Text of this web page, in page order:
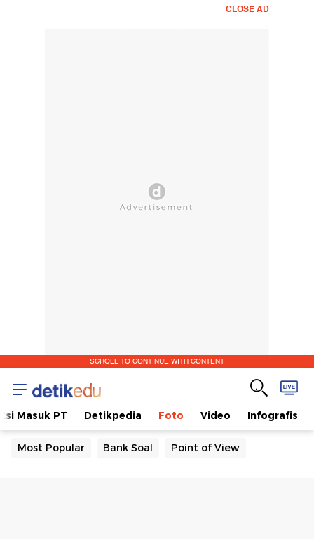
CLOSE AD
SCROLL TO CONTINUE WITH CONTENT
Masuk PT Detikpedia Foto Video Infografis
Most Popular Bank Soal Point of View